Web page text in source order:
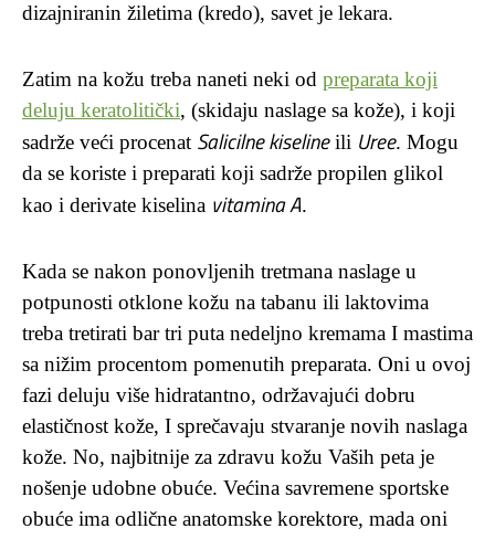
dizajniranin žiletima (kredo), savet je lekara.
Zatim na kožu treba naneti neki od preparata koji
deluju keratolitički, (skidaju naslage sa kože), i koji
sadrže veći procenat Salicilne kiselineili Uree. Mogu
da se koriste i preparati koji sadrže propilen glikol
kao i derivate kiselina vitamina A.
Kada se nakon ponovljenih tretmana naslage u
potpunosti otklone kožu na tabanu ili laktovima
treba tretirati bar tri puta nedeljno kremama I mastima
sa nižim procentom pomenutih preparata. Oni u ovoj
fazi deluju više hidratantno, održavajući dobru
elastičnost kože, I sprečavaju stvaranje novih naslaga
kože. No, najbitnije za zdravu kožu Vaših peta je
nošenje udobne obuće. Većina savremene sportske
obuće ima odlične anatomske korektore, mada oni